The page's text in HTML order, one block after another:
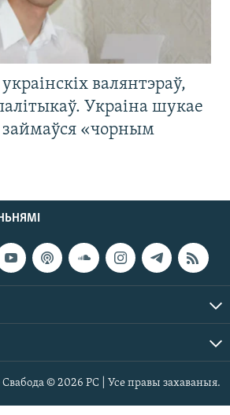
валянтэраў,
Украіна шукае
займаўся «чорным
© 2026 РС | Усе правы захаваныя.